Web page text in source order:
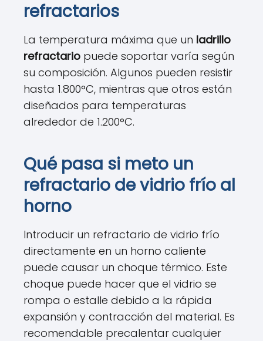
refractarios
La temperatura máxima que un ladrillo
refractario puede soportar varía según
su composición. Algunos pueden resistir
hasta 1.800°C, mientras que otros están
diseñados para temperaturas
alrededor de 1.200°C.
Qué pasa si meto un
refractario de vidrio frío al
horno
Introducir un refractario de vidrio frío
directamente en un horno caliente
puede causar un choque térmico. Este
choque puede hacer que el vidrio se
rompa o estalle debido a la rápida
expansión y contracción del material. Es
recomendable precalentar cualquier